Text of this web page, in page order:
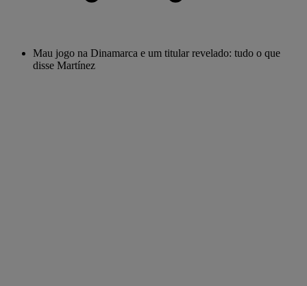
Mau jogo na Dinamarca e um titular revelado: tudo o que
disse Martínez